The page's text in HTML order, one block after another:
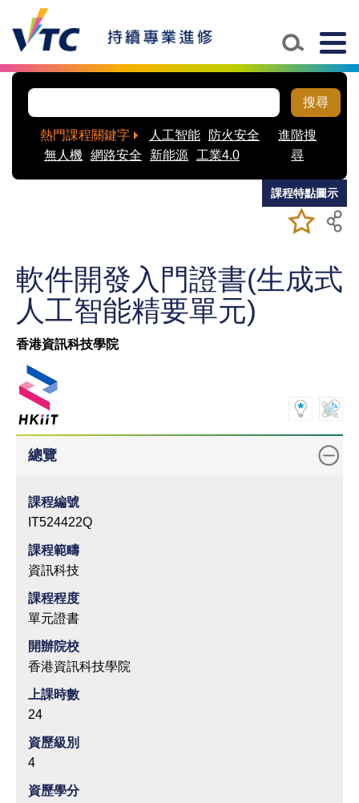
Skip to main content
搜尋
熱門課程關鍵字 人工智能
防火安全
無人機 網路安全 新能源 工業4.0
進階搜
尋
加入/移除
我喜愛的
儲存課程
軟件開發入門證書(生成式
人工智能精要單元)
香港資訊科技學院
總覽
課程編號
IT524422Q
課程範疇
資訊科技
課程程度
單元證書
開辦院校
香港資訊科技學院
上課時數
24
資歷級別
4
資歷學分
課程特點圖示